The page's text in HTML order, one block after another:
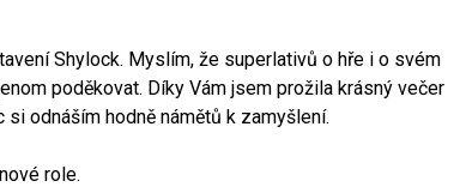
Shylock. Myslím, že superlativů o hře i o svém
poděkovat. Díky Vám jsem prožila krásný večer
odnáším hodně námětů k zamyšlení.
role.